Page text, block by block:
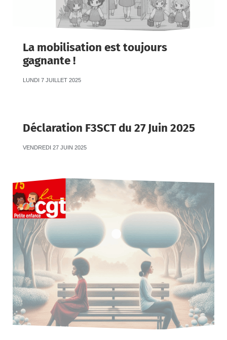
La mobilisation est toujours
gagnante !
LUNDI 7 JUILLET 2025
Déclaration F3SCT du 27 Juin 2025
VENDREDI 27 JUIN 2025